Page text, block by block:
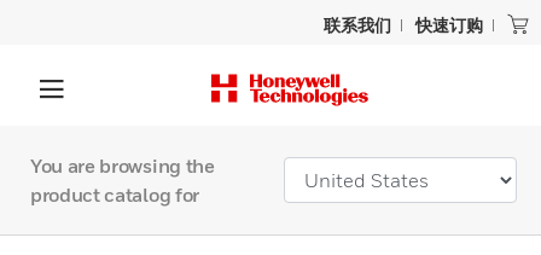
联系我们 快速订购
You are browsing the
product catalog for